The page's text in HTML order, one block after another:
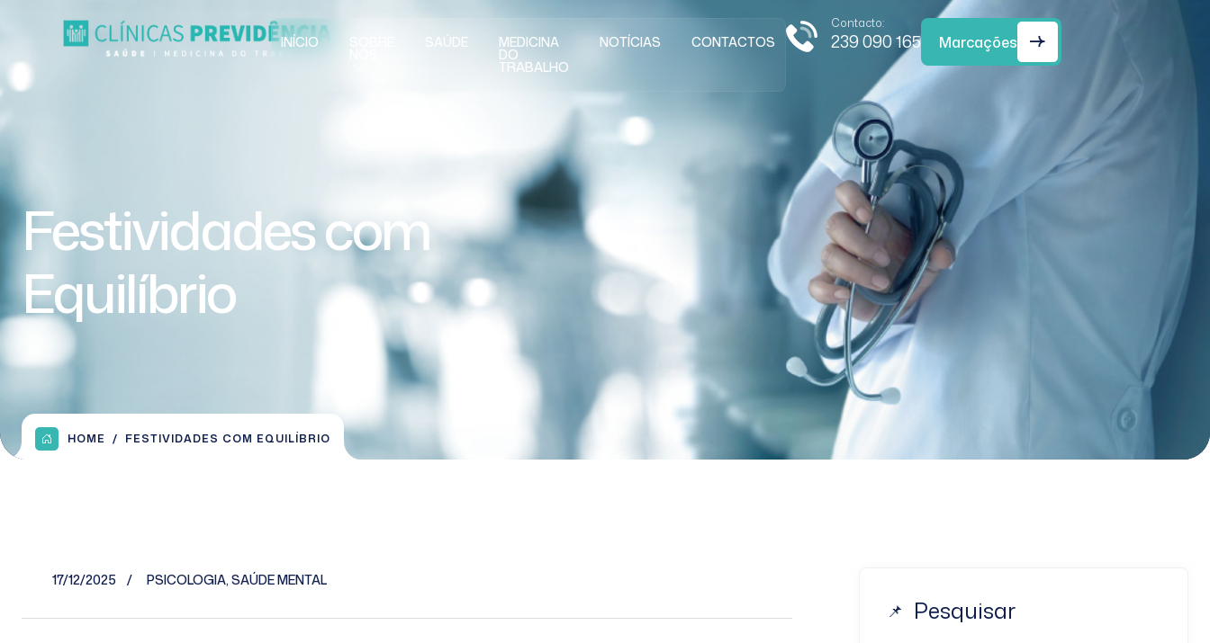
INÍCIO SAÚDE MEDICINA
DO
TRABALHO
NOTÍCIAS CONTACTOS
Contacto:
239 090 165 Marcações
Festividades com
Equilíbrio
HOME FESTIVIDADES COM EQUILÍBRIO
17/12/2025 PSICOLOGIA, SAÚDE MENTAL
Pesquisar